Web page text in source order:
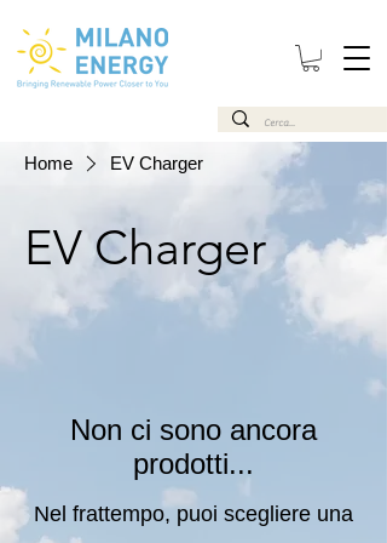
Home EV Charger
EV Charger
Non ci sono ancora
prodotti...
Nel frattempo, puoi scegliere una